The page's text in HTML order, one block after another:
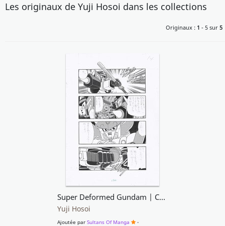
Les originaux de Yuji Hosoi dans les collections
Originaux : 1 - 5 sur 5
Super Deformed Gundam | Comic BonBon | pg.230
Yuji Hosoi
Ajoutée par Sultans Of Manga
-